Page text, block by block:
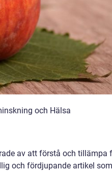
och Hälsa
av att förstå och tillämpa
och fördjupande artikel